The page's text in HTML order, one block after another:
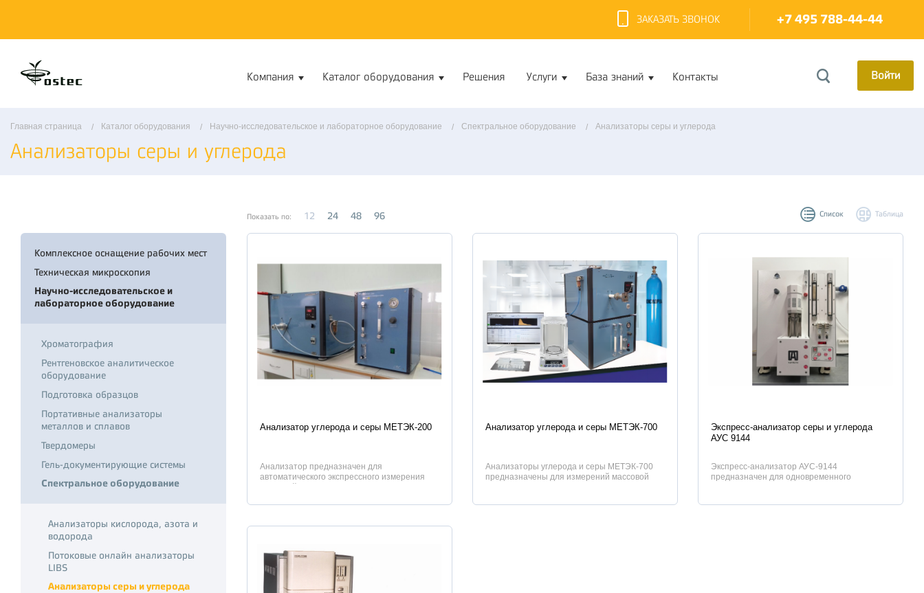
ЗАКАЗАТЬ ЗВОНОК +7 495 788-44-44
Компания Каталог оборудования Решения Услуги База знаний Контакты Войти
Главная страница Каталог оборудования Научно-исследовательское и лабораторное оборудование Спектральное оборудование Анализаторы серы и углерода
Анализаторы серы и углерода
Показать по: 12 24 48 96 Список Таблица
Анализатор углерода и серы МЕТЭК-200
Анализатор предназначен для
автоматического экспрессного измерения
Анализатор углерода и серы МЕТЭК-700
Анализаторы углерода и серы МЕТЭК-700
предназначены для измерений массовой
Экспресс-анализатор серы и углерода
АУС 9144
Экспресс-анализатор АУС-9144
предназначен для одновременного
Комплексное оснащение рабочих мест
Техническая микроскопия
Научно-исследовательское и
лабораторное оборудование
Хроматография
Рентгеновское аналитическое
оборудование
Подготовка образцов
Портативные анализаторы
металлов и сплавов
Твердомеры
Гель-документирующие системы
Спектральное оборудование
Анализаторы кислорода, азота и
водорода
Потоковые онлайн анализаторы
LIBS
Анализаторы серы и углерода